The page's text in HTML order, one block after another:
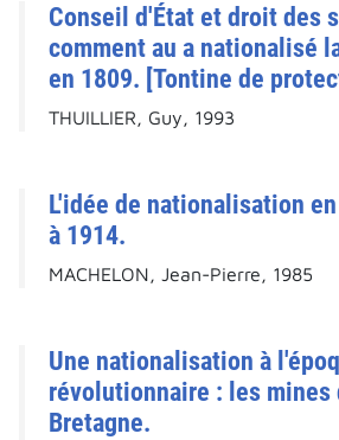
Conseil d'État et droit des
comment au a nationalisé
en 1809. [Tontine de
THUILLIER, Guy, 1993
L'idée de nationalisation
à 1914.
MACHELON, Jean-Pierre, 1985
Une nationalisation à
révolutionnaire : les mines
Bretagne.